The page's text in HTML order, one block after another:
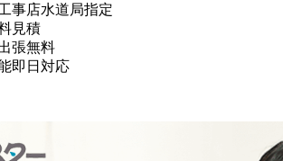
事店水道局指定
見積
張無料
即日対応